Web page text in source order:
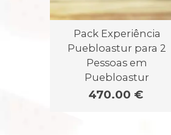
Pack Experiência
Puebloastur para 2
Pessoas em
Puebloastur
470.00 €